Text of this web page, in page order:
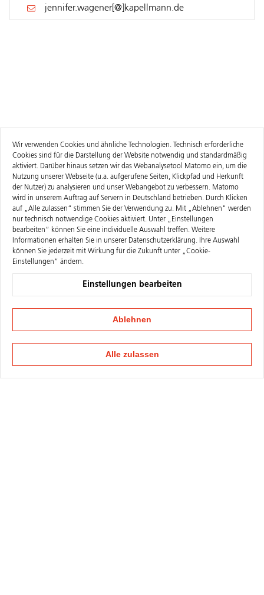
jennifer.wagener[@]kapellmann.de
Wir verwenden Cookies und ähnliche Technologien. Technisch erforderliche
Cookies sind für die Darstellung der Website notwendig und standardmäßig
aktiviert. Darüber hinaus setzen wir das Webanalysetool Matomo ein, um die
Nutzung unserer Webseite (u.a. aufgerufene Seiten, Klickpfad und Herkunft
der Nutzer) zu analysieren und unser Webangebot zu verbessern. Matomo
wird in unserem Auftrag auf Servern in Deutschland betrieben. Durch Klicken
auf „Alle zulassen“ stimmen Sie der Verwendung zu. Mit „Ablehnen" werden
nur technisch notwendige Cookies aktiviert. Unter „Einstellungen
bearbeiten“ können Sie eine individuelle Auswahl treffen. Weitere
Informationen erhalten Sie in unserer Datenschutzerklärung. Ihre Auswahl
können Sie jederzeit mit Wirkung für die Zukunft unter „Cookie-
Einstellungen“ ändern.
Einstellungen bearbeiten
Ablehnen
Alle zulassen